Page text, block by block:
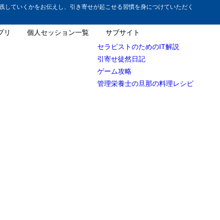
ていくかをお伝えし、引き寄せが起こせる習慣を身につけていただく
リ 個人セッション一覧
サブサイト
セラピストのためのIT解説
引寄せ徒然日記
ゲーム攻略
管理栄養士の旦那の料理レシピ